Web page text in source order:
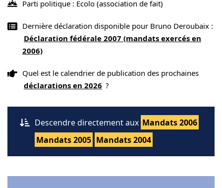
Parti politique : Ecolo (association de fait)
Dernière déclaration disponible pour Bruno Deroubaix :
Déclaration fédérale 2007 (mandats exercés en
2006)
Quel est le calendrier de publication des prochaines
déclarations en 2026 ?
Descendre directement aux Mandats 2006
Mandats 2005 Mandats 2004